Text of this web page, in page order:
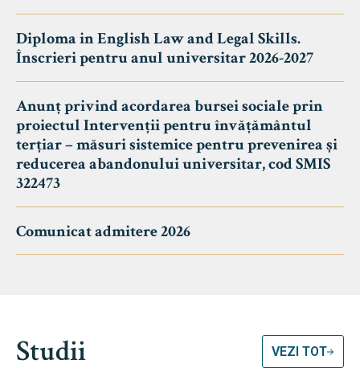
Diploma in English Law and Legal Skills.
Înscrieri pentru anul universitar 2026-2027
Anunț privind acordarea bursei sociale prin
proiectul Intervenții pentru învățământul
terțiar – măsuri sistemice pentru prevenirea și
reducerea abandonului universitar, cod SMIS
322473
Comunicat admitere 2026
Studii VEZI TOT